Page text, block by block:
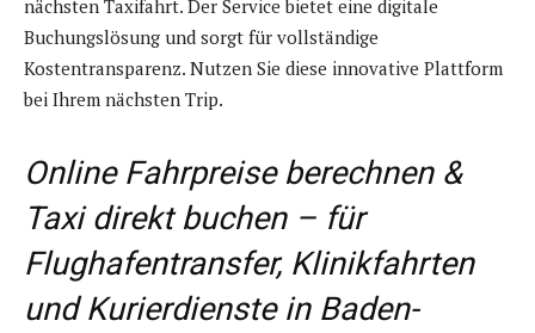
nächsten Taxifahrt. Der Service bietet eine digitale
Buchungslösung und sorgt für vollständige
Kostentransparenz. Nutzen Sie diese innovative Plattform
bei Ihrem nächsten Trip.
Online Fahrpreise berechnen &
Taxi direkt buchen – für
Flughafentransfer, Klinikfahrten
und Kurierdienste in Baden-